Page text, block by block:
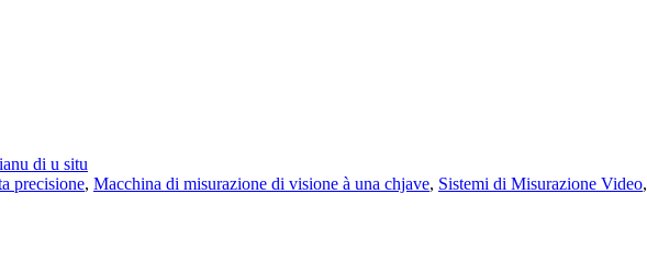
di u situ
precisione, Macchina di misurazione di visione à una chjave, Sistemi di Misurazione Video,